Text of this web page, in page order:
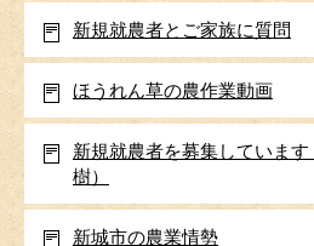
新規就農者とご家族に質問
ほうれん草の農作業動画
新規就農者を募集していま
樹）
新城市の農業情勢